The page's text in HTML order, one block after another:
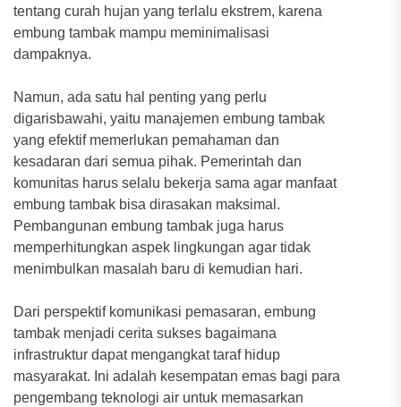
tentang curah hujan yang terlalu ekstrem, karena
embung tambak mampu meminimalisasi
dampaknya.
Namun, ada satu hal penting yang perlu
digarisbawahi, yaitu manajemen embung tambak
yang efektif memerlukan pemahaman dan
kesadaran dari semua pihak. Pemerintah dan
komunitas harus selalu bekerja sama agar manfaat
embung tambak bisa dirasakan maksimal.
Pembangunan embung tambak juga harus
memperhitungkan aspek lingkungan agar tidak
menimbulkan masalah baru di kemudian hari.
Dari perspektif komunikasi pemasaran, embung
tambak menjadi cerita sukses bagaimana
infrastruktur dapat mengangkat taraf hidup
masyarakat. Ini adalah kesempatan emas bagi para
pengembang teknologi air untuk memasarkan